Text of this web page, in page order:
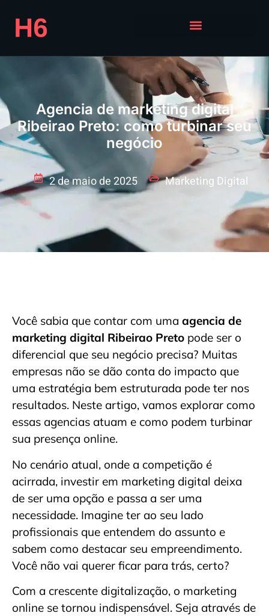
Agencia de marketing digital
Ribeirao Preto: como turbinar seu
negócio
2 de maio de 2025 Marketing Digital
Você sabia que contar com uma agencia de
marketing digital Ribeirao Preto pode ser o
diferencial que seu negócio precisa? Muitas
empresas não se dão conta do impacto que
uma estratégia bem estruturada pode ter nos
resultados. Neste artigo, vamos explorar como
essas agencias atuam e como podem turbinar
sua presença online.
No cenário atual, onde a competição é
acirrada, investir em marketing digital deixa
de ser uma opção e passa a ser uma
necessidade. Imagine ter ao seu lado
profissionais que entendem do assunto e
sabem como destacar seu empreendimento.
Você não vai querer ficar para trás, certo?
Com a crescente digitalização, o marketing
online se tornou indispensável. Seja através de